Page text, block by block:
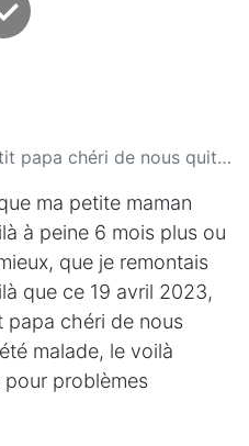
papa chéri de nous quitter
ma petite maman
à peine 6 mois plus ou
que je remontais
que ce 19 avril 2023,
papa chéri de nous
malade, le voilà
problèmes